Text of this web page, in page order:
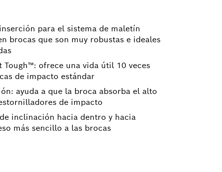
para el sistema de maletín
brocas que son muy robustas e ideales
Tough™: ofrece una vida útil 10 veces
de impacto estándar
ayuda a que la broca absorba el alto
de impacto
inclinación hacia dentro y hacia
más sencillo a las brocas